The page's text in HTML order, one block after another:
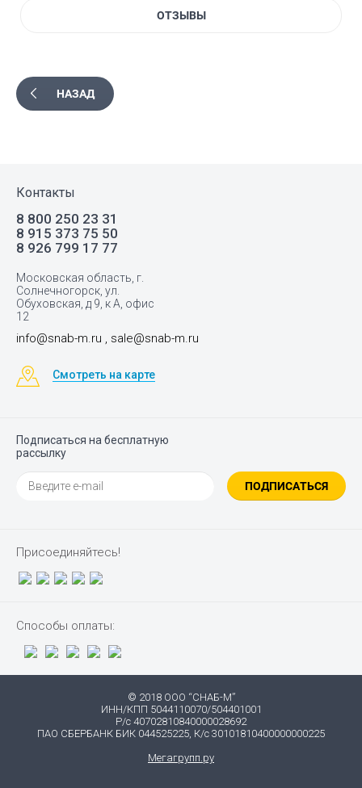
ОТЗЫВЫ
НАЗАД
Контакты
8 800 250 23 31
8 915 373 75 50
8 926 799 17 77
Московская область, г.
Солнечногорск, ул.
Обуховская, д 9, к А, офис
12
info@snab-m.ru , sale@snab-m.ru
Смотреть на карте
Подписаться на бесплатную
рассылку
ПОДПИСАТЬСЯ
Присоединяйтесь!
Способы оплаты:
© 2018 ООО “СНАБ-М”
ИНН/КПП 5044110070/504401001
Р/с 40702810840000028692
ПАО СБЕРБАНК БИК 044525225, К/с 30101810400000000225
Мегагрупп.ру